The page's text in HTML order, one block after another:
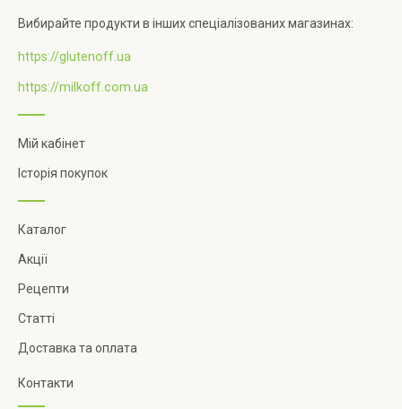
Вибирайте продукти в інших спеціалізованих магазинах:
https://glutenoff.ua
https://milkoff.com.ua
Мій кабінет
Історія покупок
Каталог
Акції
Рецепти
Статті
Доставка та оплата
Контакти